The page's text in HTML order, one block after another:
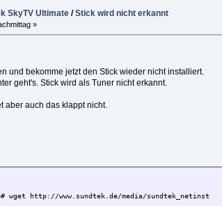
SkyTV Ultimate /Stick wird nicht erkannt
»
und bekomme jetzt den Stick wieder nicht installiert.
geht's. Stick wird als Tuner nicht erkannt.
aber auch das klappt nicht.
wget http://www.sundtek.de/media/sundtek_netinst